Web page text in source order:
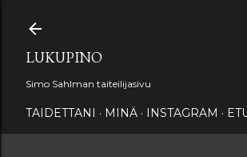
LUKUPINO
Simo Sahlman taiteilijasivu
TAIDETTANI MINÄ INSTAGRAM